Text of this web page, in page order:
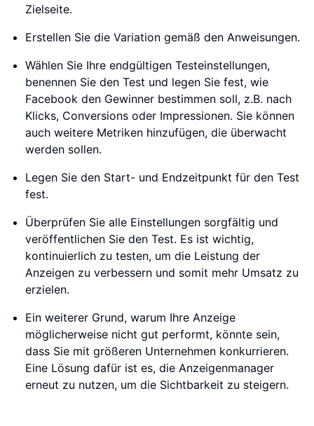
Zielseite.
Erstellen Sie die Variation gemäß den Anweisungen.
Wählen Sie Ihre endgültigen Testeinstellungen,
benennen Sie den Test und legen Sie fest, wie
Facebook den Gewinner bestimmen soll, z.B. nach
Klicks, Conversions oder Impressionen. Sie können
auch weitere Metriken hinzufügen, die überwacht
werden sollen.
Legen Sie den Start- und Endzeitpunkt für den Test
fest.
Überprüfen Sie alle Einstellungen sorgfältig und
veröffentlichen Sie den Test. Es ist wichtig,
kontinuierlich zu testen, um die Leistung der
Anzeigen zu verbessern und somit mehr Umsatz zu
erzielen.
Ein weiterer Grund, warum Ihre Anzeige
möglicherweise nicht gut performt, könnte sein,
dass Sie mit größeren Unternehmen konkurrieren.
Eine Lösung dafür ist es, die Anzeigenmanager
erneut zu nutzen, um die Sichtbarkeit zu steigern.